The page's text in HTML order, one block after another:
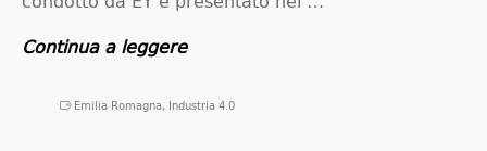
Continua a leggere
Emilia Romagna, Industria 4.0